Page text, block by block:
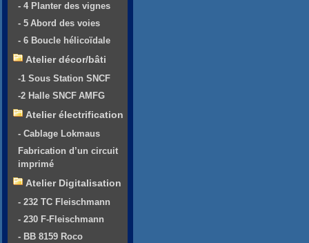
- 4 Planter des vignes
- 5 Abord des voies
- 6 Boucle hélicoïdale
Atelier décor/bâti
-1 Sous Station SNCF
-2 Halle SNCF AMFG
Atelier électrification
- Cablage Lokmaus
Fabrication d’un circuit
imprimé
Atelier Digitalisation
- 232 TC Fleischmann
- 230 F-Fleischmann
- BB 8159 Roco